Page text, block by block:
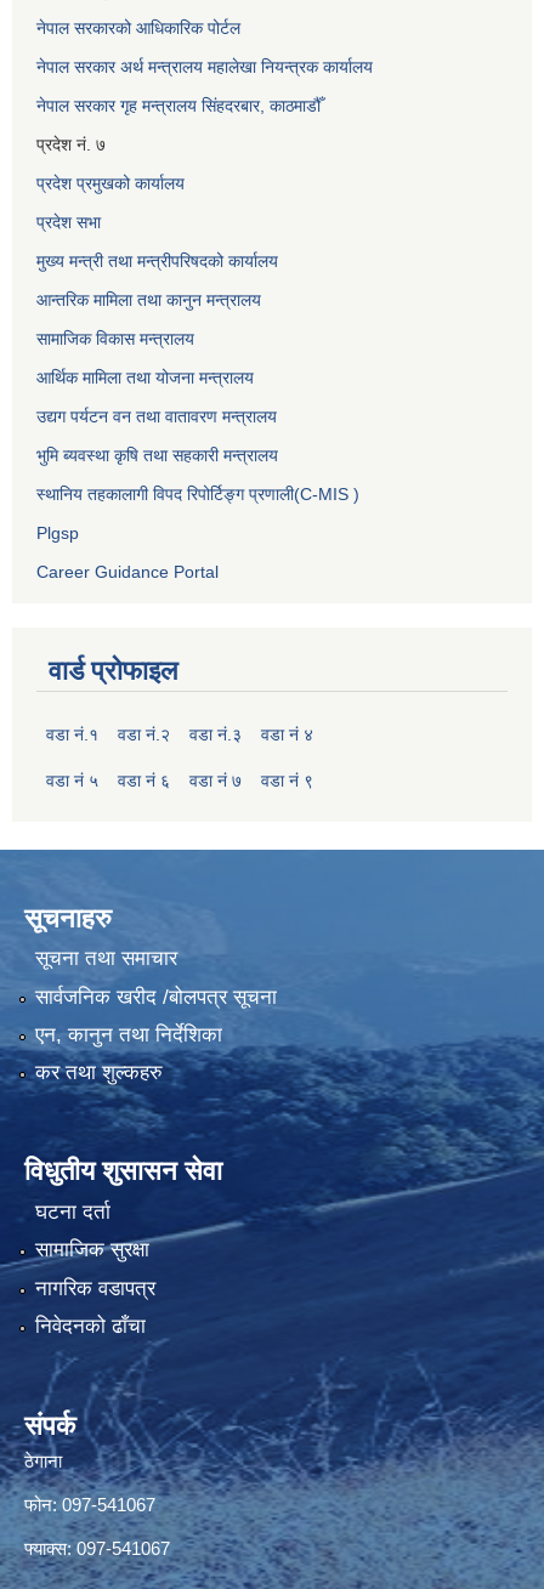
नेपाल सरकारको आधिकारिक पोर्टल
नेपाल सरकार अर्थ मन्त्रालय महालेखा नियन्त्रक कार्यालय
नेपाल सरकार गृह मन्त्रालय सिंहदरबार, काठमाडौँ
प्रदेश नं. ७
प्रदेश प्रमुखको कार्यालय
प्रदेश सभा
मुख्य मन्त्री तथा मन्त्रीपरिषदको कार्यालय
आन्तरिक मामिला तथा कानुन मन्त्रालय
सामाजिक विकास मन्त्रालय
आर्थिक मामिला तथा योजना मन्त्रालय
उद्यग पर्यटन वन तथा वातावरण मन्त्रालय
भुमि ब्यवस्था कृषि तथा सहकारी मन्त्रालय
स्थानिय तहकालागी विपद रिपोर्टिङ्ग प्रणाली(C-MIS )
Plgsp
Career Guidance Portal
वार्ड प्रोफाइल
वडा नं.१ वडा नं.२ वडा नं.३ वडा नं ४
वडा नं ५ वडा नं ६ वडा नं ७ वडा नं ९
सूचनाहरु
सूचना तथा समाचार
सार्वजनिक खरीद /बोलपत्र सूचना
एन, कानुन तथा निर्देशिका
कर तथा शुल्कहरु
विधुतीय शुसासन सेवा
घटना दर्ता
सामाजिक सुरक्षा
नागरिक वडापत्र
निवेदनको ढाँचा
संपर्क
ठेगाना
फोन: 097-541067
फ्याक्स: 097-541067